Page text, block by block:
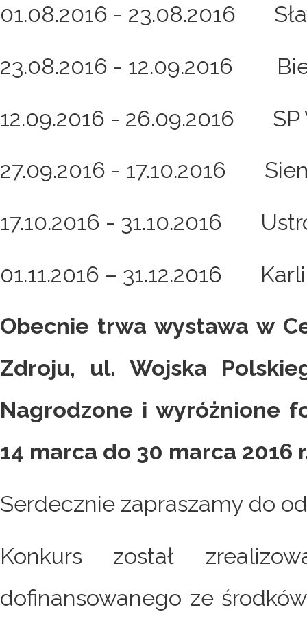
01.08.2016 - 23.08.2016
23.08.2016 - 12.09.2016
12.09.2016 - 26.09.2016 SP
27.09.2016 - 17.10.2016
17.10.2016 - 31.10.2016
01.11.2016 – 31.12.2016
Obecnie trwa wystawa w
Zdroju, ul. Wojska
Nagrodzone i wyróżnione
14 marca do 30 marca
Serdecznie zapraszamy do
Konkurs został
dofinansowanego ze